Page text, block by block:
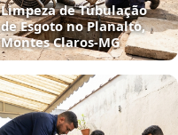
Limpeza de Tubulação
de Esgoto no Planalto,
Montes Claros‑MG